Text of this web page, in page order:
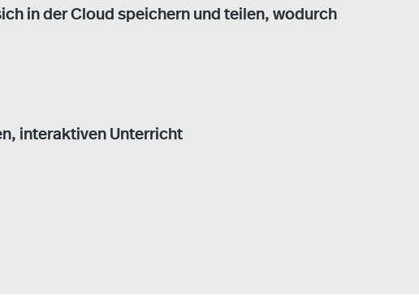
in der Cloud speichern und teilen, wodurch
interaktiven Unterricht